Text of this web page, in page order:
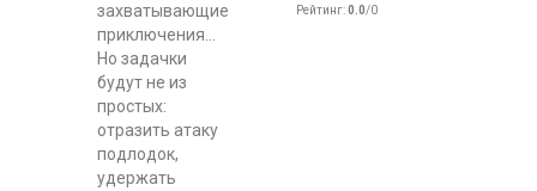
захватывающие
приключения...
Но задачки
будут не из
простых:
отразить атаку
подлодок,
удержать
Рейтинг:0.0/0